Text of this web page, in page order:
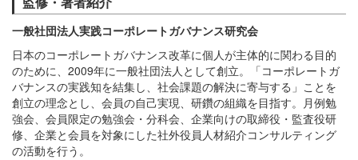
一般社団法人実践コーポレートガバナンス研究会
日本のコーポレートガバナンス改革に個人が主体的に関わる目的
のために、2009年に一般社団法人として創立。「コーポレートガ
バナンスの実践知を結集し、社会課題の解決に寄与する」ことを
創立の理念とし、会員の自己実現、研鑽の組織を目指す。月例勉
強会、会員限定の勉強会・分科会、企業向けの取締役・監査役研
修、企業と会員を対象にした社外役員人材紹介コンサルティング
の活動を行う。